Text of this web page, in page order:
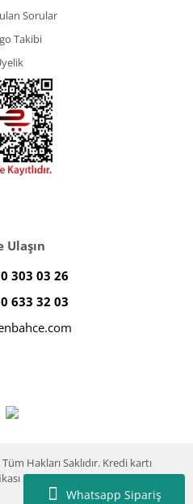
Whatsapp Sipariş
Sorular
Takibi
Ulaşın
303 03 26
633 32 03
Hakları Saklıdır. Kredi kartı
ile %100 koruma altındadır.